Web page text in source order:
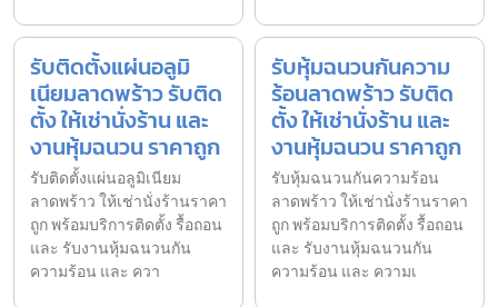
รับติดตั้งแผ่นอลูมิ
เนียมลาดพร้าว รับติด
ตั้ง ให้เช่านั่งร้าน และ
งานหุ้มฉนวน ราคาถูก
รับติดตั้งแผ่นอลูมิเนียม
ลาดพร้าว ให้เช่านั่งร้านราคา
ถูก พร้อมบริการติดตั้ง รื้อถอน
และ รับงานหุ้มฉนวนกัน
ความร้อน และ ควา
รับหุ้มฉนวนกันความ
ร้อนลาดพร้าว รับติด
ตั้ง ให้เช่านั่งร้าน และ
งานหุ้มฉนวน ราคาถูก
รับหุ้มฉนวนกันความร้อน
ลาดพร้าว ให้เช่านั่งร้านราคา
ถูก พร้อมบริการติดตั้ง รื้อถอน
และ รับงานหุ้มฉนวนกัน
ความร้อน และ ความเ